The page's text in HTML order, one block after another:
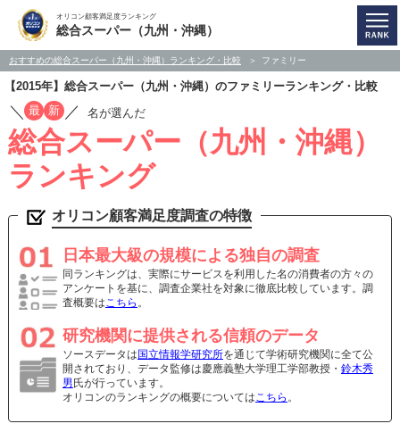
オリコン顧客満足度ランキング
総合スーパー（九州・沖縄）
おすすめの総合スーパー（九州・沖縄）ランキング・比較 ファミリー
【2015年】総合スーパー（九州・沖縄）のファミリーランキング・比較
／ 最 新 ／ 名が選んだ
総合スーパー（九州・沖縄）
ランキング
オリコン顧客満足度調査の特徴
日本最大級の規模による独自の調査
同ランキングは、実際にサービスを利用した名の消費者の方々の
アンケートを基に、調査企業社を対象に徹底比較しています。調
査概要はこちら 。
研究機関に提供される信頼のデータ
ソースデータは 国立情報学研究所を通じて学術研究機関に全て公
開されており、データ監修は慶應義塾大学理工学部教授・ 鈴木秀
男 氏が行っています。
オリコンのランキングの概要についてはこちら 。